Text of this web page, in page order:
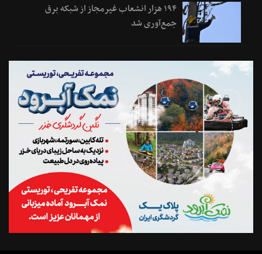
۱۹۴ هزار انشعاب غیرمجاز از شبکه برق
جمع‌آوری شد